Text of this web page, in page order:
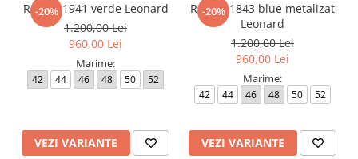
-20%
Rochie 1941 verde Leonard
1.200,00 Lei
960,00 Lei
Marime:
42 44 46 48 50 52
VEZI VARIANTE
-20%
Rochie 1843 blue metalizat
Leonard
1.200,00 Lei
960,00 Lei
Marime:
42 44 46 48 50 52
VEZI VARIANTE